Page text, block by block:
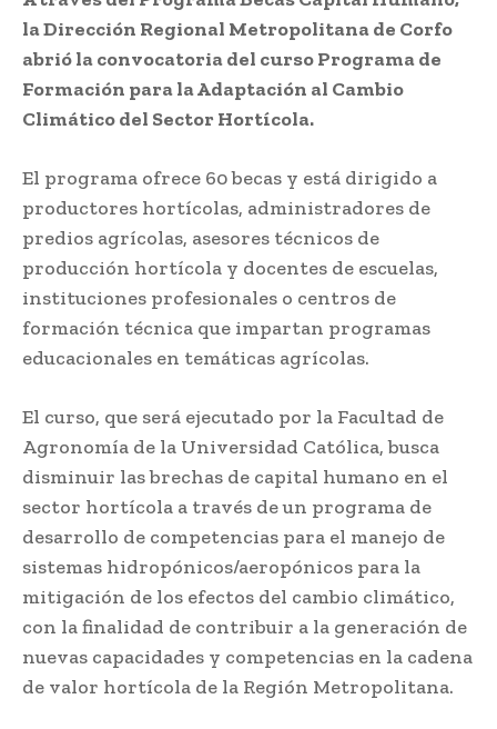
la Dirección Regional Metropolitana de Corfo
abrió la convocatoria del curso Programa de
Formación para la Adaptación al Cambio
Climático del Sector Hortícola.
El programa ofrece 60 becas y está dirigido a
productores hortícolas, administradores de
predios agrícolas, asesores técnicos de
producción hortícola y docentes de escuelas,
instituciones profesionales o centros de
formación técnica que impartan programas
educacionales en temáticas agrícolas.
El curso, que será ejecutado por la Facultad de
Agronomía de la Universidad Católica, busca
disminuir las brechas de capital humano en el
sector hortícola a través de un programa de
desarrollo de competencias para el manejo de
sistemas hidropónicos/aeropónicos para la
mitigación de los efectos del cambio climático,
con la finalidad de contribuir a la generación de
nuevas capacidades y competencias en la cadena
de valor hortícola de la Región Metropolitana.